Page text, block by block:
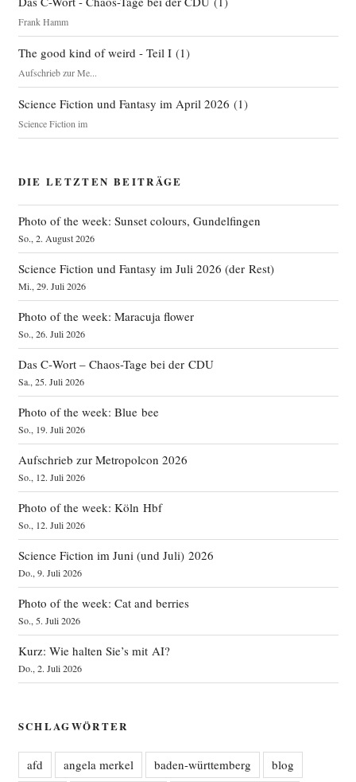
Frank Hamm
The good kind of weird - Teil I(1)
Aufschrieb zur Me...
Science Fiction und Fantasy im April 2026 (1)
Science Fiction im
DIE LETZTEN BEITRÄGE
Photo of the week: Sunset colours, Gundelfingen
So., 2. August 2026
Science Fiction und Fantasy im Juli 2026 (der Rest)
Mi., 29. Juli 2026
Photo of the week: Maracuja flower
So., 26. Juli 2026
Das C‑Wort – Chaos-Tage bei der CDU
Sa., 25. Juli 2026
Photo of the week: Blue bee
So., 19. Juli 2026
Aufschrieb zur Metropolcon 2026
So., 12. Juli 2026
Photo of the week: Köln Hbf
So., 12. Juli 2026
Science Fiction im Juni (und Juli) 2026
Do., 9. Juli 2026
Photo of the week: Cat and berries
So., 5. Juli 2026
Kurz: Wie halten Sie’s mit AI?
Do., 2. Juli 2026
SCHLAGWÖRTER
afd angela merkel baden-württemberg blog